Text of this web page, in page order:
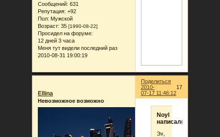
Сообщений: 631
Репутация: +92
Пол: Мужской
Возраст: 35 [1990-08-22]
Просидел на форуме:
12 дней 3 часа
Меня тут видели последний раз
2010-08-31 19:00:19
Поделиться
17
2010-
07-17 11:46:12
Ellina
Невозможное возможно
Noyl
написал(а):
Эх,